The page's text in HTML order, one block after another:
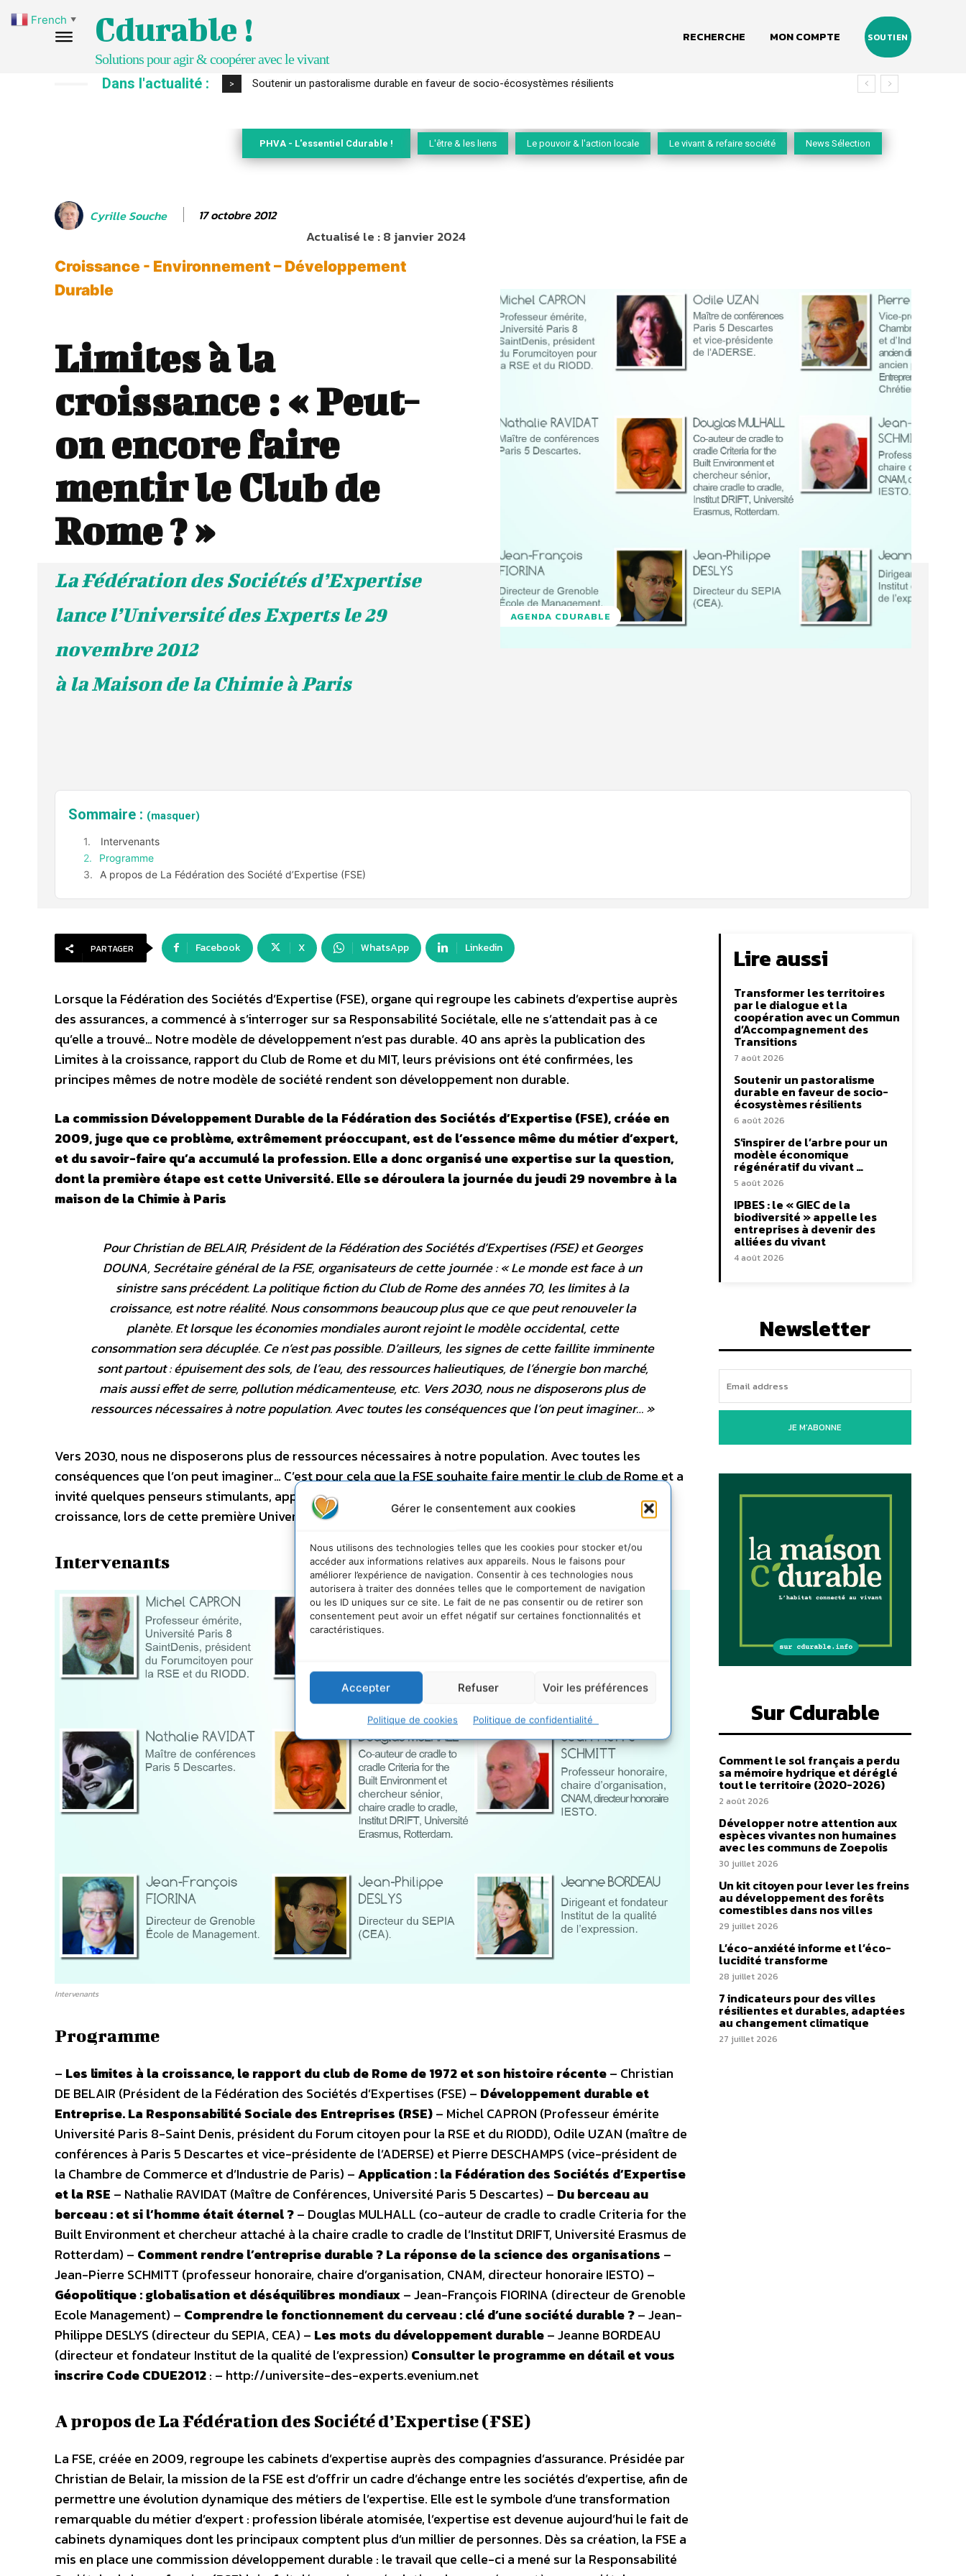
Gérer le consentement aux cookies
Nous utilisons des technologies telles que les cookies pour stocker et/ou
accéder aux informations relatives aux appareils. Nous le faisons pour
améliorer l’expérience de navigation. Consentir à ces technologies nous
autorisera à traiter des données telles que le comportement de navigation
ou les ID uniques sur ce site. Le fait de ne pas consentir ou de retirer son
consentement peut avoir un effet négatif sur certaines fonctionnalités et
caractéristiques.
Accepter Refuser Voir les préférences
Politique de cookies Politique de confidentialité
Cdurable !
Solutions pour agir & coopérer avec le vivant
RECHERCHE MON COMPTE SOUTIEN
Dans l'actualité : > S’inspirer de l’arbre pour un modèle économique régénératif du vivant …
PHVA - L'essentiel Cdurable ! L'être & les liens Le pouvoir & l'action locale Le vivant & refaire société News Sélection
Cyrille Souche 17 octobre 2012
Actualisé le :8 janvier 2024
Croissance - Environnement – Développement
Durable
Limites à la
croissance : « Peut-
on encore faire
mentir le Club de
Rome ? »
La Fédération des Sociétés d’Expertise
lance l’Université des Experts le 29
novembre 2012
à la Maison de la Chimie à Paris
AGENDA CDURABLE
Sommaire : (masquer)
Intervenants
Programme
A propos de La Fédération des Société d’Expertise (FSE)
PARTAGER Facebook X WhatsApp Linkedin
Lorsque la Fédération des Sociétés d’Expertise (FSE), organe qui regroupe les cabinets d’expertise auprès
des assurances, a commencé à s’interroger sur sa Responsabilité Sociétale, elle ne s’attendait pas à ce
qu’elle a trouvé… Notre modèle de développement n’est pas durable. 40 ans après la publication des
Limites à la croissance, rapport du Club de Rome et du MIT, leurs prévisions ont été confirmées, les
principes mêmes de notre modèle de société rendent son développement non durable.
La commission Développement Durable de la Fédération des Sociétés d’Expertise (FSE), créée en
2009, juge que ce problème, extrêmement préoccupant, est de l’essence même du métier d’expert,
et du savoir-faire qu’a accumulé la profession. Elle a donc organisé une expertise sur la question,
dont la première étape est cette Université. Elle se déroulera la journée du jeudi 29 novembre à la
maison de la Chimie à Paris
Pour Christian de BELAIR, Président de la Fédération des Sociétés d’Expertises (FSE) et Georges
DOUNA, Secrétaire général de la FSE, organisateurs de cette journée : «Le monde est face à un
sinistre sans précédent. La politique fiction du Club de Rome des années 70, les limites à la
croissance, est notre réalité. Nous consommons beaucoup plus que ce que peut renouveler la
planète. Et lorsque les économies mondiales auront rejoint le modèle occidental, cette
consommation sera décuplée. Ce n’est pas possible. D’ailleurs, les signes de cette faillite imminente
sont partout : épuisement des sols, de l’eau, des ressources halieutiques, de l’énergie bon marché,
mais aussi effet de serre, pollution médicamenteuse, etc. Vers 2030, nous ne disposerons plus de
ressources nécessaires à notre population. Avec toutes les conséquences que l’on peut imaginer…»
Vers 2030, nous ne disposerons plus de ressources nécessaires à notre population. Avec toutes les
conséquences que l’on peut imaginer… C’est pour cela que la FSE souhaite faire mentir le club de Rome et a
invité quelques penseurs stimulants, appartenant à des horizons multiples, à débattre des limites à la
croissance, lors de cette première Université des Experts.
Intervenants
Intervenants
Programme
– Les limites à la croissance, le rapport du club de Rome de 1972 et son histoire récente– Christian
DE BELAIR (Président de la Fédération des Sociétés d’Expertises (FSE) – Développement durable et
Entreprise. La Responsabilité Sociale des Entreprises (RSE)– Michel CAPRON (Professeur émérite
Université Paris 8-Saint Denis, président du Forum citoyen pour la RSE et du RIODD), Odile UZAN (maître de
conférences à Paris 5 Descartes et vice-présidente de l’ADERSE) et Pierre DESCHAMPS (vice-président de
la Chambre de Commerce et d’Industrie de Paris) –Application : la Fédération des Sociétés d’Expertise
et la RSE – Nathalie RAVIDAT (Maître de Conférences, Université Paris 5 Descartes) – Du berceau au
berceau : et si l’homme était éternel ?– Douglas MULHALL (co-auteur de cradle to cradle Criteria for the
Built Environment et chercheur attaché à la chaire cradle to cradle de l’Institut DRIFT, Université Erasmus de
Rotterdam) – Comment rendre l’entreprise durable ? La réponse de la science des organisations –
Jean-Pierre SCHMITT (professeur honoraire, chaire d’organisation, CNAM, directeur honoraire IESTO) –
Géopolitique : globalisation et déséquilibres mondiaux– Jean-François FIORINA (directeur de Grenoble
Ecole Management) – Comprendre le fonctionnement du cerveau : clé d’une société durable ?– Jean-
Philippe DESLYS (directeur du SEPIA, CEA) – Les mots du développement durable– Jeanne BORDEAU
(directeur et fondateur Institut de la qualité de l’expression) Consulter le programme en détail et vous
inscrire Code CDUE2012: – http://universite-des-experts.evenium.net
A propos de La Fédération des Société d’Expertise (FSE)
La FSE, créée en 2009, regroupe les cabinets d’expertise auprès des compagnies d’assurance. Présidée par
Christian de Belair, la mission de la FSE est d’offrir un cadre d’échange entre les sociétés d’expertise, afin de
permettre une évolution dynamique des métiers de l’expertise. Elle est le symbole d’une transformation
remarquable du métier d’expert : profession libérale atomisée, l’expertise est devenue aujourd’hui le fait de
cabinets dynamiques dont les principaux comptent plus d’un millier de personnes. Dès sa création, la FSE a
mis en place une commission développement durable : le travail que celle-ci a mené sur la Responsabilité
Lire aussi
Transformer les territoires
par le dialogue et la
coopération avec un Commun
d’Accompagnement des
Transitions
7 août 2026
Soutenir un pastoralisme
durable en faveur de socio-
écosystèmes résilients
6 août 2026
S’inspirer de l’arbre pour un
modèle économique
régénératif du vivant …
5 août 2026
IPBES : le « GIEC de la
biodiversité » appelle les
entreprises à devenir des
alliées du vivant
4 août 2026
Newsletter
JE M'ABONNE
Sur Cdurable
Comment le sol français a perdu
sa mémoire hydrique et déréglé
tout le territoire (2020-2026)
2 août 2026
Développer notre attention aux
espèces vivantes non humaines
avec les communs de Zoepolis
30 juillet 2026
Un kit citoyen pour lever les freins
au développement des forêts
comestibles dans nos villes
29 juillet 2026
L’éco-anxiété informe et l’éco-
lucidité transforme
28 juillet 2026
7 indicateurs pour des villes
résilientes et durables, adaptées
au changement climatique
27 juillet 2026
French ▼